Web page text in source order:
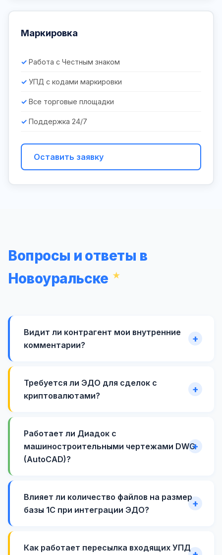
Маркировка
Работа с Честным знаком
УПД с кодами маркировки
Все торговые площадки
Поддержка 24/7
Оставить заявку
Вопросы и ответы в
Новоуральске
Видит ли контрагент мои внутренние
комментарии?
Требуется ли ЭДО для сделок с
криптовалютами?
Работает ли Диадок с
машиностроительными чертежами DWG
(AutoCAD)?
Влияет ли количество файлов на размер
базы 1С при интеграции ЭДО?
Как работает пересылка входящих УПД